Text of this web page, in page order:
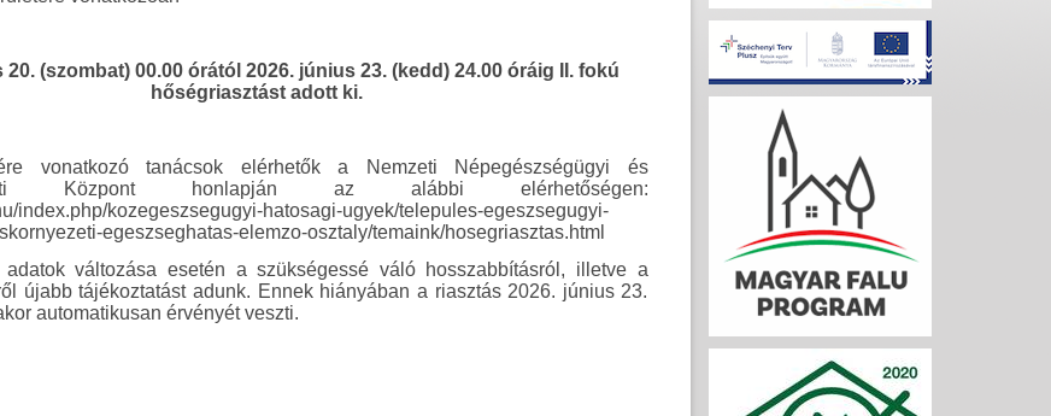
20. (szombat) 00.00 órától 2026. június 23. (kedd) 24.00 óráig II. fokú
hőségriasztást adott ki.
vonatkozó tanácsok elérhetők a Nemzeti Népegészségügyi és
Központ honlapján az alábbi elérhetőségen:
index.php/kozegeszsegugyi-hatosagi-ugyek/telepules-egeszsegugyi-
egeszseghatas-elemzo-osztaly/temaink/hosegriasztas.html
változása esetén a szükségessé váló hosszabbításról, illetve a
újabb tájékoztatást adunk. Ennek hiányában a riasztás 2026. június 23.
automatikusan érvényét veszti.